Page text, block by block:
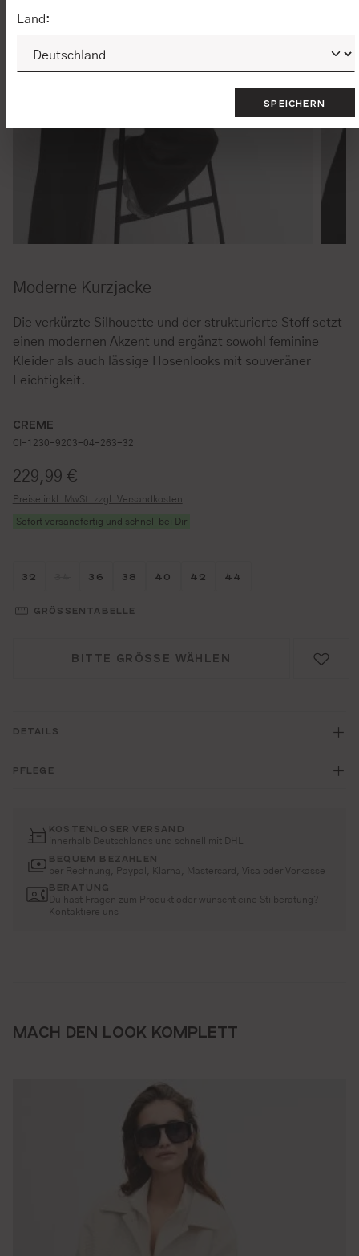
Moderne Kurzjacke
Die verkürzte Silhouette und der strukturierte Stoff setzt
einen modernen Akzent und ergänzt sowohl feminine
Kleider als auch lässige Hosenlooks mit souveräner
Leichtigkeit.
CREME
CI-1230-9203-04-263-32
Regulärer Preis:
229,99 €
Preise inkl. MwSt. zzgl. Versandkosten
Sofort versandfertig und schnell bei Dir
Größe wählen
32 Größe wählen
Größe wählen
36 Größe wählen
38 Größe wählen
40 Größe wählen
42 Größe wählen
44
GRÖSSENTABELLE
BITTE GRÖSSE WÄHLEN
DETAILS
PFLEGE
KOSTENLOSER VERSAND
innerhalb Deutschlands und schnell mit DHL
BEQUEM BEZAHLEN
per Rechnung, Paypal, Klarna, Mastercard, Visa oder Vorkasse
BERATUNG
Du hast Fragen zum Produkt oder wünscht eine Stilberatung?
Kontaktiere uns
MACH DEN LOOK KOMPLETT
Land:
SPEICHERN